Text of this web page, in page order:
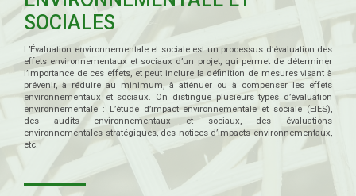
SOCIALES
L’Évaluation environnementale et sociale est un processus d’évaluation des
effets environnementaux et sociaux d’un projet, qui permet de déterminer
l’importance de ces effets, et peut inclure la définition de mesures visant à
prévenir, à réduire au minimum, à atténuer ou à compenser les effets
environnementaux et sociaux. On distingue plusieurs types d’évaluation
environnementale : L’étude d’impact environnementale et sociale (EIES),
des audits environnementaux et sociaux, des évaluations
environnementales stratégiques, des notices d’impacts environnementaux,
etc.